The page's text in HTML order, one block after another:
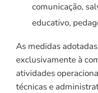
comunicação,
educativo,
As medidas
exclusivamente à
atividades
técnicas e